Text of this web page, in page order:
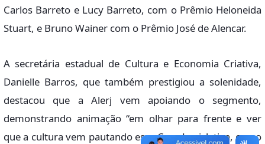
Carlos Barreto e Lucy Barreto, com o Prêmio Heloneida
Stuart, e Bruno Wainer com o Prêmio José de Alencar.
A secretária estadual de Cultura e Economia Criativa,
Danielle Barros, que também prestigiou a solenidade,
destacou que a Alerj vem apoiando o segmento,
demonstrando animação “em olhar para frente e ver
que a cultura vem pautando essa Casa Legislativa, como